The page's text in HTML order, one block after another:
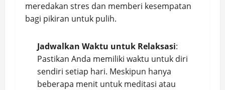
meredakan stres dan memberi kesempatan
bagi pikiran untuk pulih.
Jadwalkan Waktu untuk Relaksasi:
Pastikan Anda memiliki waktu untuk diri
sendiri setiap hari. Meskipun hanya
beberapa menit untuk meditasi atau